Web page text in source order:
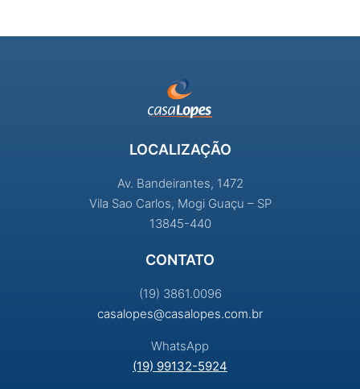
LOCALIZAÇÃO
Av. Bandeirantes, 1472
Vila Sao Carlos, Mogi Guaçu – SP
13845-440
CONTATO
(19) 3861.0096
casalopes@casalopes.com.br
WhatsApp
(19) 99132-5924